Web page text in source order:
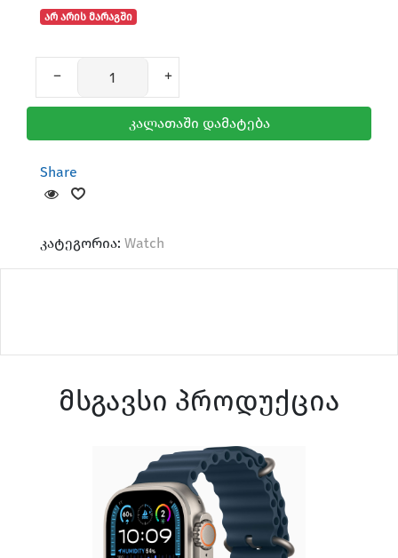
არ არის მარაგში
კალათაში დამატება
Share
კატეგორია: Watch
მსგავსი პროდუქცია